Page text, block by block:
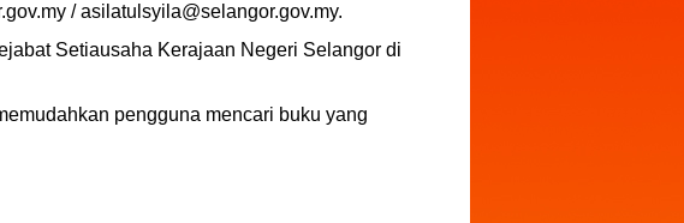
/ asilatulsyila@selangor.gov.my.
Setiausaha Kerajaan Negeri Selangor di
pengguna mencari buku yang